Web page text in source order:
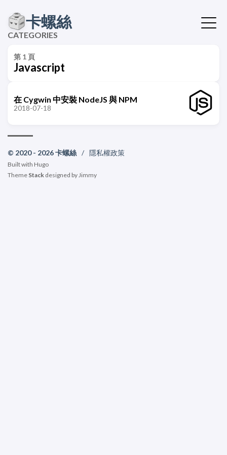
卡螺絲
CATEGORIES
第 1 頁
Javascript
在 Cygwin 中安裝 NodeJS 與 NPM
2018-07-18
© 2020 - 2026 卡螺絲 / 隱私權政策
Built with Hugo
Theme Stack designed byJimmy